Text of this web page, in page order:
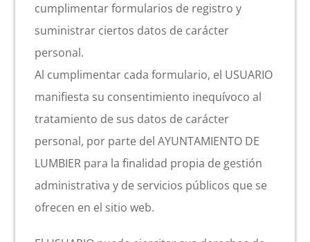
Manc. Servicios Sociales
Contacto
cumplimentar formularios de registro y
suministrar ciertos datos de carácter
personal.
Al cumplimentar cada formulario, el USUARIO
manifiesta su consentimiento inequívoco al
tratamiento de sus datos de carácter
personal, por parte del AYUNTAMIENTO DE
LUMBIER para la finalidad propia de gestión
administrativa y de servicios públicos que se
ofrecen en el sitio web.